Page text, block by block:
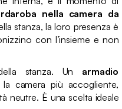
nella camera da
stanza, la loro presenza è
con l’insieme e non
stanza. Un armadio
camera più accogliente,
neutre. È una scelta ideale